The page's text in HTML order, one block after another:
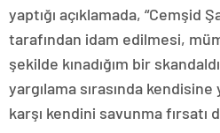
yaptığı açıklamada, “Cemşid
tarafından idam edilmesi,
şekilde kınadığım bir
yargılama sırasında
karşı kendini savunma fırsatı